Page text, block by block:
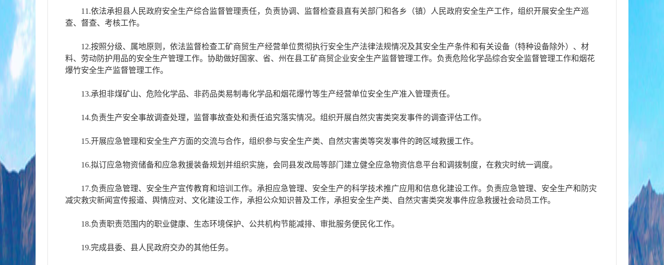
11.依法承担县人民政府安全生产综合监督管理责任，负责协调、监督检查县直有关部门和各乡（镇）人民政府安全生产工作，组织开展安全生产巡
查、督查、考核工作。
12.按照分级、属地原则，依法监督检查工矿商贸生产经营单位贯彻执行安全生产法律法规情况及其安全生产条件和有关设备（特种设备除外）、材
料、劳动防护用品的安全生产管理工作。协助做好国家、省、州在县工矿商贸企业安全生产监督管理工作。负责危险化学品综合安全监督管理工作和烟花
爆竹安全生产监督管理工作。
13.承担非煤矿山、危险化学品、非药品类易制毒化学品和烟花爆竹等生产经营单位安全生产准入管理责任。
14.负责生产安全事故调查处理，监督事故查处和责任追究落实情况。组织开展自然灾害类突发事件的调查评估工作。
15.开展应急管理和安全生产方面的交流与合作，组织参与安全生产类、自然灾害类等突发事件的跨区域救援工作。
16.拟订应急物资储备和应急救援装备规划并组织实施，会同县发改局等部门建立健全应急物资信息平台和调拨制度，在救灾时统一调度。
17.负责应急管理、安全生产宣传教育和培训工作。承担应急管理、安全生产的科学技术推广应用和信息化建设工作。负责应急管理、安全生产和防灾
减灾救灾新闻宣传报道、舆情应对、文化建设工作，承担公众知识普及工作，承担安全生产类、自然灾害类突发事件应急救援社会动员工作。
18.负责职责范围内的职业健康、生态环境保护、公共机构节能减排、审批服务便民化工作。
19.完成县委、县人民政府交办的其他任务。